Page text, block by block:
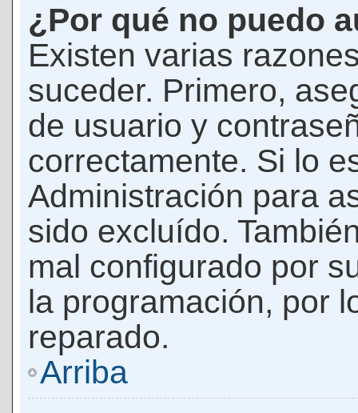
¿Por qué no puedo
Existen varias
suceder. Primero,
de usuario y
correctamente. Si lo
Administración para
sido excluído.
mal configurado por
la programación, por
reparado.
Arriba